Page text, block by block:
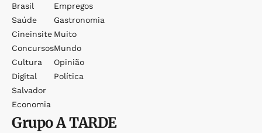
Brasil
Saúde
Cineinsite
Concursos
Cultura
Digital
Salvador
Economia
Empregos
Gastronomia
Muito
Mundo
Opinião
Política
GrupoA TARDE